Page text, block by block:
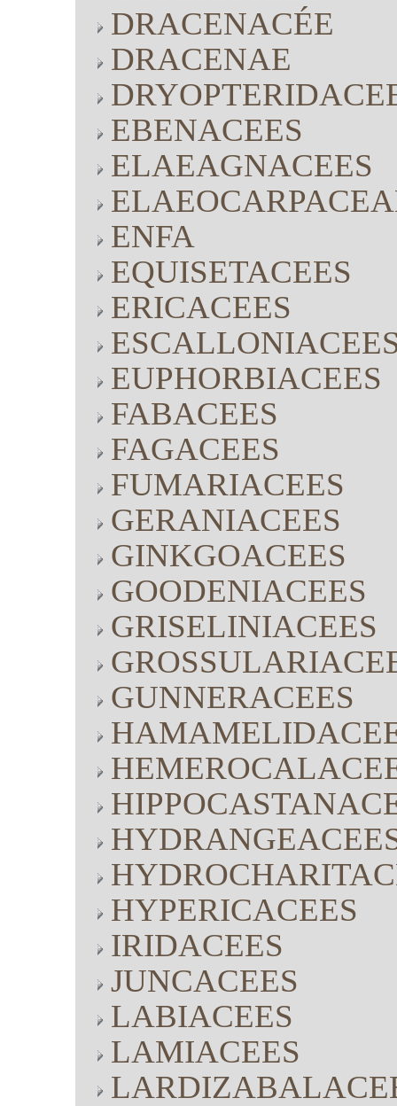
DRACENACÉE
DRACENAE
EBENACEES
ELAEAGNACEES
ENFA
EQUISETACEES
ERICACEES
EUPHORBIACEES
FABACEES
FAGACEES
FUMARIACEES
GERANIACEES
GINKGOACEES
GOODENIACEES
GRISELINIACEES
GUNNERACEES
HYPERICACEES
IRIDACEES
JUNCACEES
LABIACEES
LAMIACEES